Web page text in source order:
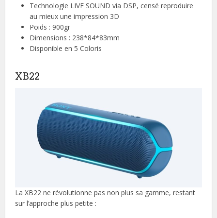
Technologie LIVE SOUND via DSP, censé reproduire
au mieux une impression 3D
Poids : 900gr
Dimensions : 238*84*83mm
Disponible en 5 Coloris
XB22
La XB22 ne révolutionne pas non plus sa gamme, restant
sur l’approche plus petite :